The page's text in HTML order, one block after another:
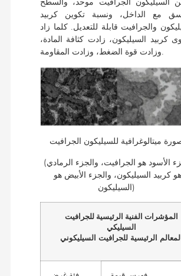
الجرافيت موحد، والسطح
مع الداخل، ونسبة تكوين كربيد
والجرافيت قابلة للتعديل. كلما زاد
كربيد السيليكون، زادت كثافة المادة،
ميتالوغرافية للسيليكون
(الجزء الأسود هو الجرافيت، والجزء الرمادي
هو كربيد السيليكون، والجزء الأبيض هو
السيليكون)
المؤشرات الفنية الرئيسية للجرافيت
السيليكي
المعالم الرئيسية للجرافيت السيليكوني